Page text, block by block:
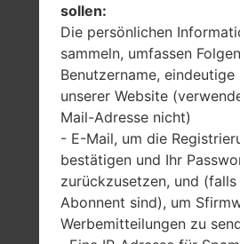
sollen:
Die persönlichen
sammeln, umfassen
Benutzername, eindeutige
unserer Website
Mail-Adresse nicht)
- E-Mail, um die
bestätigen und Ihr
zurückzusetzen, und (falls
Abonnent sind), um
Werbemitteilungen zu